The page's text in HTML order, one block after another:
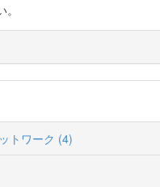
トワーク (4)